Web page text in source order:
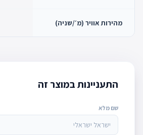
מהירות אוויר (מ׳/שניה)
התעניינות במוצר זה
שם מלא